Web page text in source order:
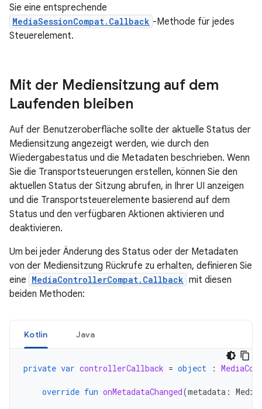
Sie eine entsprechende
MediaSessionCompat.Callback -Methode für jedes
Steuerelement.
Mit der Mediensitzung auf dem
Laufenden bleiben
Auf der Benutzeroberfläche sollte der aktuelle Status der
Mediensitzung angezeigt werden, wie durch den
Wiedergabestatus und die Metadaten beschrieben. Wenn
Sie die Transportsteuerungen erstellen, können Sie den
aktuellen Status der Sitzung abrufen, in Ihrer UI anzeigen
und die Transportsteuerelemente basierend auf dem
Status und den verfügbaren Aktionen aktivieren und
deaktivieren.
Um bei jeder Änderung des Status oder der Metadaten
von der Mediensitzung Rückrufe zu erhalten, definieren Sie
eine MediaControllerCompat.Callback mit diesen
beiden Methoden:
Kotlin Java
private var controllerCallback = object :
override fun onMetadataChanged(metadata :